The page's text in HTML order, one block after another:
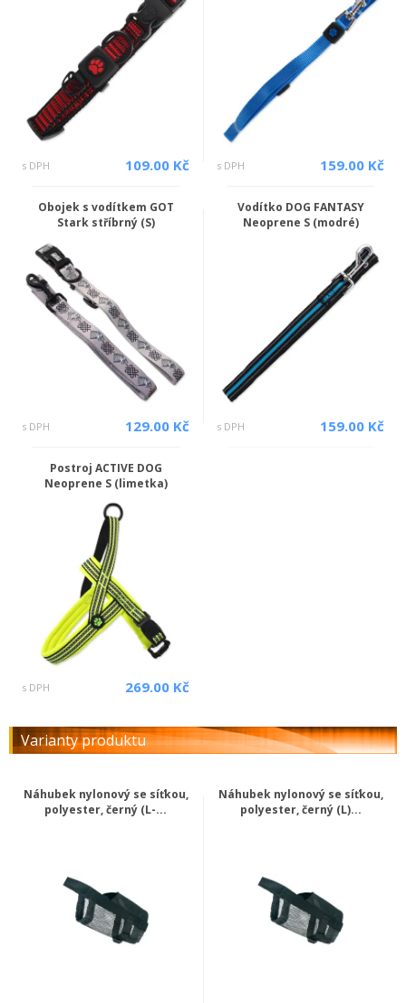
s DPH 109.00 Kč s DPH 159.00 Kč
Obojek s vodítkem GOT
Stark stříbrný (S)
s DPH 129.00 Kč
Vodítko DOG FANTASY
Neoprene S (modré)
s DPH 159.00 Kč
Postroj ACTIVE DOG
Neoprene S (limetka)
s DPH 269.00 Kč
Varianty produktu
Náhubek nylonový se síťkou,
polyester, černý (L-...
Náhubek nylonový se síťkou,
polyester, černý (L)...